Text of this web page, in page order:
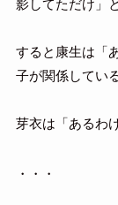
影してただけ」
すると康生は「
子が関係してい
芽衣は「あるわ
・・・